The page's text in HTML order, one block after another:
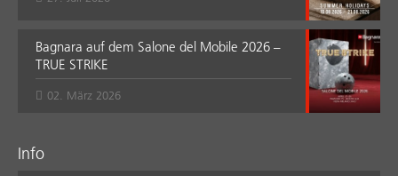
Bagnara auf dem Salone del Mobile 2026 –
TRUE STRIKE
02. März 2026
Info